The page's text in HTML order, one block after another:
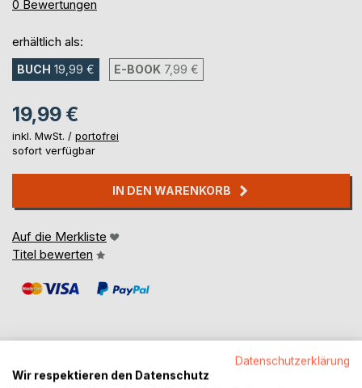
0%
0 Bewertungen
erhältlich als:
BUCH 19,99 € E-BOOK 7,99 €
19,99 €
inkl. MwSt. / portofrei
sofort verfügbar
IN DEN WARENKORB
Auf die Merkliste
Titel bewerten
BESCHREIBUNG
Datenschutzerklärung
Wir respektieren den Datenschutz